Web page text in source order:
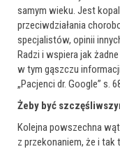
samym wieku. Jest
przeciwdziałania
specjalistów, opinii
Radzi i wspiera jak
w tym gąszczu
„Pacjenci dr. Google” s.
Żeby być
Kolejna powszechna
z przekonaniem, że i